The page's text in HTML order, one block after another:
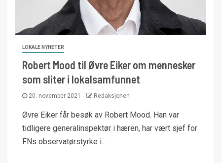
LOKALE NYHETER
Robert Mood til Øvre Eiker om mennesker
som sliter i lokalsamfunnet
20. november 2021 Redaksjonen
Øvre Eiker får besøk av Robert Mood. Han var
tidligere generalinspektør i hæren, har vært sjef for
FNs observatørstyrke i...